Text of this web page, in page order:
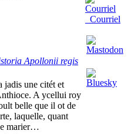
Apollonii regis
une citét et
A ycellui roy
belle que il ot de
laquelle, quant
marier…
Courriel